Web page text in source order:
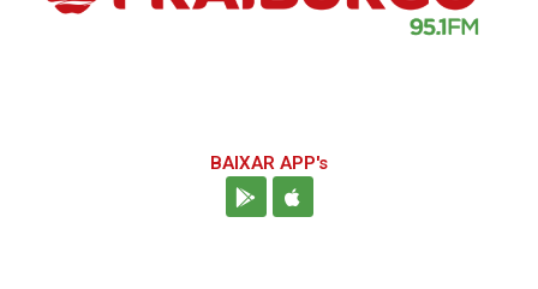
BAIXAR APP's